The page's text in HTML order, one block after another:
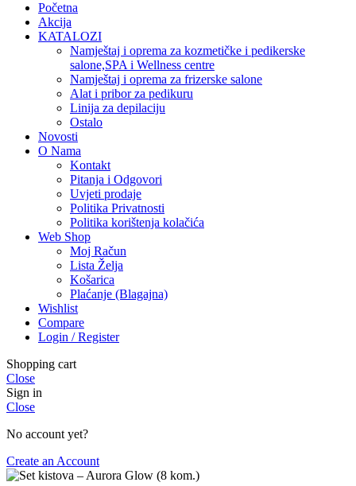
Početna
Akcija
KATALOZI
Namještaj i oprema za kozmetičke i pedikerske
salone,SPA i Wellness centre
Namještaj i oprema za frizerske salone
Alat i pribor za pedikuru
Linija za depilaciju
Ostalo
Novosti
O Nama
Kontakt
Pitanja i Odgovori
Uvjeti prodaje
Politika Privatnosti
Politika korištenja kolačića
Web Shop
Moj Račun
Lista Želja
Košarica
Plaćanje (Blagajna)
Wishlist
Compare
Login / Register
Shopping cart
Close
Sign in
Close
No account yet?
Create an Account